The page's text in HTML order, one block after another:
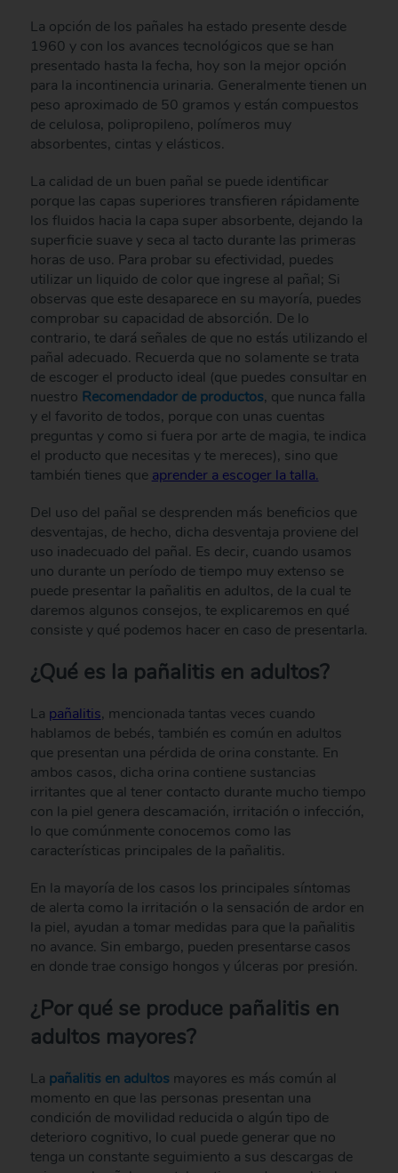
La opción de los pañales ha estado presente desde
1960 y con los avances tecnológicos que se han
presentado hasta la fecha, hoy son la mejor opción
para la incontinencia urinaria. Generalmente tienen un
peso aproximado de 50 gramos y están compuestos
de celulosa, polipropileno, polímeros muy
absorbentes, cintas y elásticos.
La calidad de un buen pañal se puede identificar
porque las capas superiores transfieren rápidamente
los fluidos hacia la capa super absorbente, dejando la
superficie suave y seca al tacto durante las primeras
horas de uso. Para probar su efectividad, puedes
utilizar un liquido de color que ingrese al pañal; Si
observas que este desaparece en su mayoría, puedes
comprobar su capacidad de absorción. De lo
contrario, te dará señales de que no estás utilizando el
pañal adecuado. Recuerda que no solamente se trata
de escoger el producto ideal (que puedes consultar en
nuestro Recomendador de productos, que nunca falla
y el favorito de todos, porque con unas cuentas
preguntas y como si fuera por arte de magia, te indica
el producto que necesitas y te mereces), sino que
también tienes que aprender a escoger la talla.
Del uso del pañal se desprenden más beneficios que
desventajas, de hecho, dicha desventaja proviene del
uso inadecuado del pañal. Es decir, cuando usamos
uno durante un período de tiempo muy extenso se
puede presentar la pañalitis en adultos, de la cual te
daremos algunos consejos, te explicaremos en qué
consiste y qué podemos hacer en caso de presentarla.
¿Qué es la pañalitis en adultos?
La pañalitis, mencionada tantas veces cuando
hablamos de bebés, también es común en adultos
que presentan una pérdida de orina constante. En
ambos casos, dicha orina contiene sustancias
irritantes que al tener contacto durante mucho tiempo
con la piel genera descamación, irritación o infección,
lo que comúnmente conocemos como las
características principales de la pañalitis.
En la mayoría de los casos los principales síntomas
de alerta como la irritación o la sensación de ardor en
la piel, ayudan a tomar medidas para que la pañalitis
no avance. Sin embargo, pueden presentarse casos
en donde trae consigo hongos y úlceras por presión.
¿Por qué se produce pañalitis en
adultos mayores?
La pañalitis en adultos mayores es más común al
momento en que las personas presentan una
condición de movilidad reducida o algún tipo de
deterioro cognitivo, lo cual puede generar que no
tenga un constante seguimiento a sus descargas de